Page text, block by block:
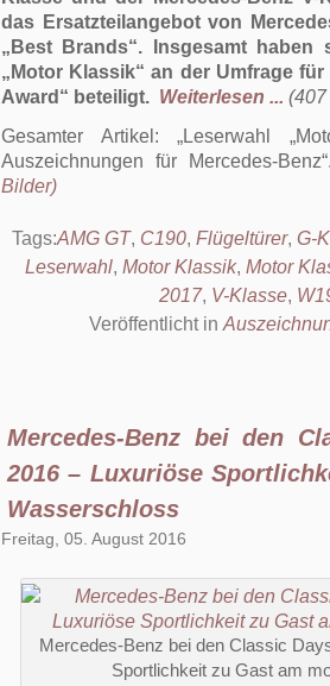
das Ersatzteilangebot von
„Best Brands“. Insgesamt
„Motor Klassik“ an der Umfrage
Award“ beteiligt. Weiterlesen ... (407
Gesamter Artikel: Leserwahl
Auszeichnungen für Mercedes-Benz
Bilder)
Tags:AMG GT, C190, Flügeltürer, G-
Leserwahl, Motor Klassik, Motor
2017, V-Klasse,
Veröffentlicht in
Mercedes-Benz bei den
2016 – Luxuriöse
Wasserschloss
Freitag, 05. August 2016
Mercedes-Benz bei den Classic
Sportlichkeit zu Gast am